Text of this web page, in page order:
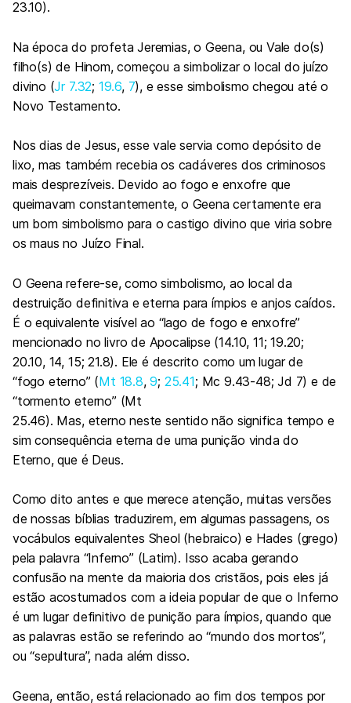
23.10).
Na época do profeta Jeremias, o Geena, ou Vale do(s)
filho(s) de Hinom, começou a simbolizar o local do juízo
divino (Jr 7.32; 19.6, 7), e esse simbolismo chegou até o
Novo Testamento.
Nos dias de Jesus, esse vale servia como depósito de
lixo, mas também recebia os cadáveres dos criminosos
mais desprezíveis. Devido ao fogo e enxofre que
queimavam constantemente, o Geena certamente era
um bom simbolismo para o castigo divino que viria sobre
os maus no Juízo Final.
O Geena refere-se, como simbolismo, ao local da
destruição definitiva e eterna para ímpios e anjos caídos.
É o equivalente visível ao “lago de fogo e enxofre”
mencionado no livro de Apocalipse (14.10, 11; 19.20;
20.10, 14, 15; 21.8). Ele é descrito como um lugar de
“fogo eterno” (Mt 18.8,9; 25.41; Mc 9.43-48; Jd 7) e de
“tormento eterno” (Mt
25.46). Mas, eterno neste sentido não significa tempo e
sim consequência eterna de uma punição vinda do
Eterno, que é Deus.
Como dito antes e que merece atenção, muitas versões
de nossas bíblias traduzirem, em algumas passagens, os
vocábulos equivalentes Sheol (hebraico) e Hades (grego)
pela palavra “Inferno” (Latim). Isso acaba gerando
confusão na mente da maioria dos cristãos, pois eles já
estão acostumados com a ideia popular de que o Inferno
é um lugar definitivo de punição para ímpios, quando que
as palavras estão se referindo ao “mundo dos mortos”,
ou “sepultura”, nada além disso.
Geena, então, está relacionado ao fim dos tempos por